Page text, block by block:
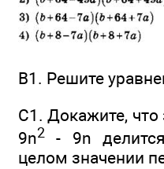
В1. Решите
С1. Докажите, что
9n2
- 9n
целом значении